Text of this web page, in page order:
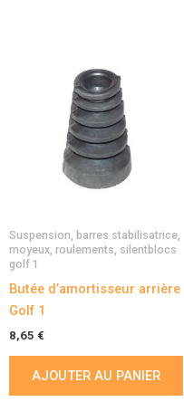
Suspension, barres stabilisatrice,
moyeux, roulements, silentblocs
golf 1
Butée d’amortisseur arrière
Golf 1
8,65 €
AJOUTER AU PANIER